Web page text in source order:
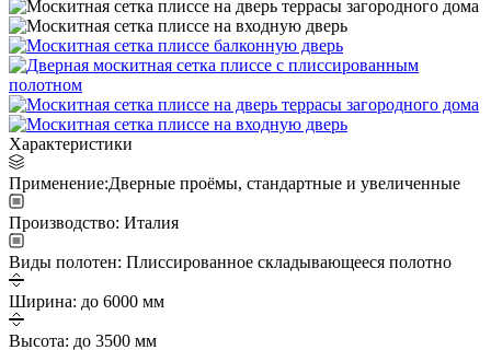
Характеристики
Применение:Дверные проёмы, стандартные и увеличенные
Производство: Италия
Виды полотен: Плиссированное складывающееся полотно
Ширина: до 6000 мм
Высота: до 3500 мм